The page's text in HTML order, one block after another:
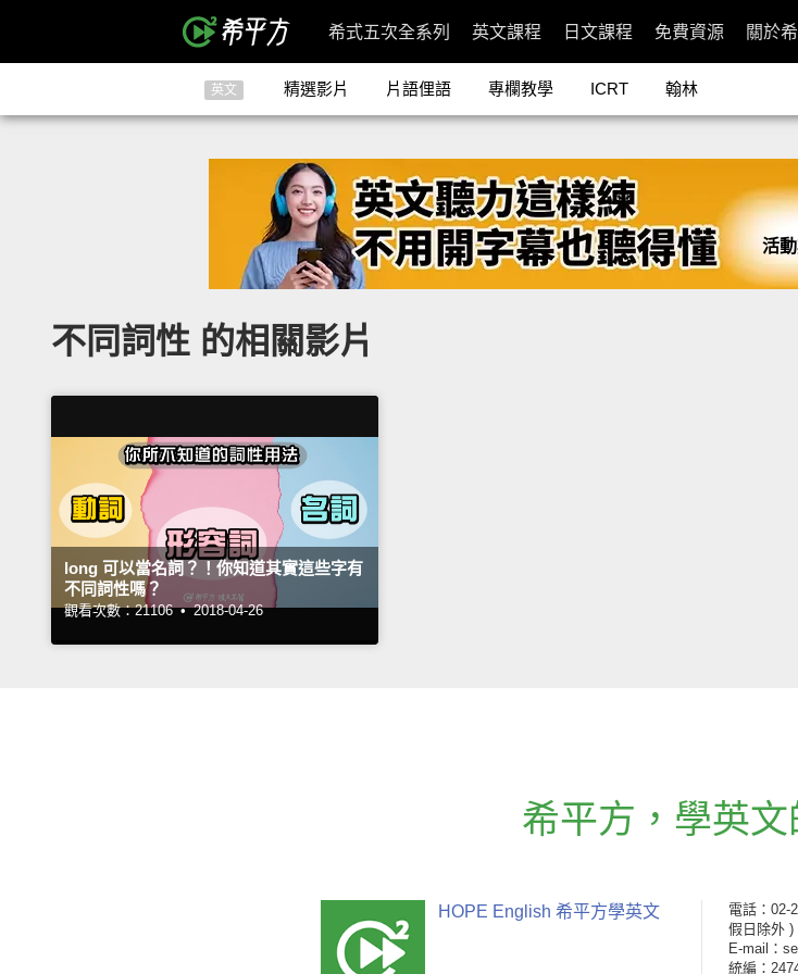
希式五次全系列 英文課程 日文課程 免費資源 關於
英文 精選影片 片語俚語 專欄教學 ICRT 翰林
活動
不同詞性 的相關影片
long 可以當名詞？！你知道其實這些字有
不同詞性嗎？
觀看次數：21106 • 2018-04-26
希平方 ， 學英
HOPE English 希平方學英文 電話：02-
假日除外 )
E-mail：
統編：